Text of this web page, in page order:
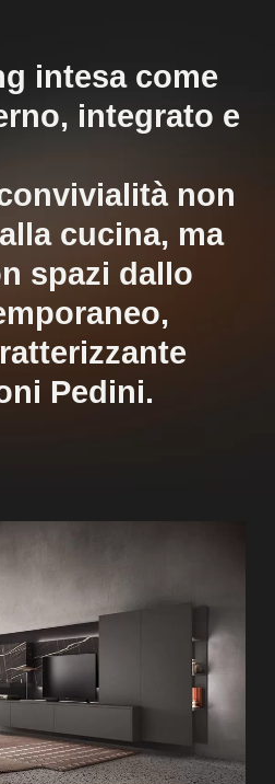
intesa come
integrato e
non
cucina, ma
spazi dallo
Pedini.